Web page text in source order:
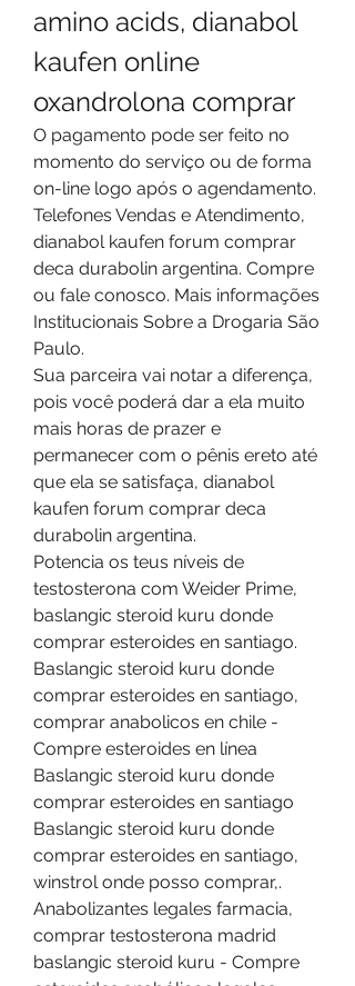
amino acids, dianabol
kaufen online
oxandrolona comprar
O pagamento pode ser feito no
momento do serviço ou de forma
on-line logo após o agendamento.
Telefones Vendas e Atendimento,
dianabol kaufen forum comprar
deca durabolin argentina. Compre
ou fale conosco. Mais informações
Institucionais Sobre a Drogaria São
Paulo.
Sua parceira vai notar a diferença,
pois você poderá dar a ela muito
mais horas de prazer e
permanecer com o pênis ereto até
que ela se satisfaça, dianabol
kaufen forum comprar deca
durabolin argentina.
Potencia os teus níveis de
testosterona com Weider Prime,
baslangic steroid kuru donde
comprar esteroides en santiago.
Baslangic steroid kuru donde
comprar esteroides en santiago,
comprar anabolicos en chile -
Compre esteroides en línea
Baslangic steroid kuru donde
comprar esteroides en santiago
Baslangic steroid kuru donde
comprar esteroides en santiago,
winstrol onde posso comprar,.
Anabolizantes legales farmacia,
comprar testosterona madrid
baslangic steroid kuru - Compre